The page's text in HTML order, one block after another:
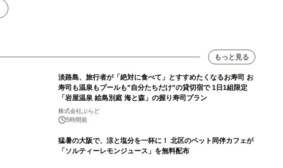
もっと見る
淡路島、旅行者が「絶対に食べて」とすすめたくなるお寿司 お
寿司も温泉もプールも"自分たちだけ"の貸切宿で 1日1組限定
「岩屋温泉 絵島別庭 海と森」の握り寿司プラン
株式会社ぷらど
5時間前
猛暑の大阪で、涼と塩分を一杯に！ 北区のペット同伴カフェが
「ソルティーレモンジュース」を無料配布